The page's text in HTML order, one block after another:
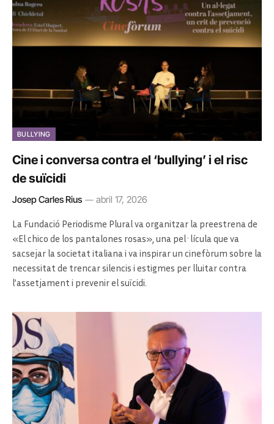
BULLYING
Cine i conversa contra el ‘bullying’ i el risc
de suïcidi
Josep Carles Rius abril 17, 2026
La Fundació Periodisme Plural va organitzar la preestrena de
«El chico de los pantalones rosas», una pel·lícula que va
sacsejar la societat italiana i va inspirar un cinefòrum sobre la
necessitat de trencar silencis i estigmes per lluitar contra
l’assetjament i prevenir el suïcidi.